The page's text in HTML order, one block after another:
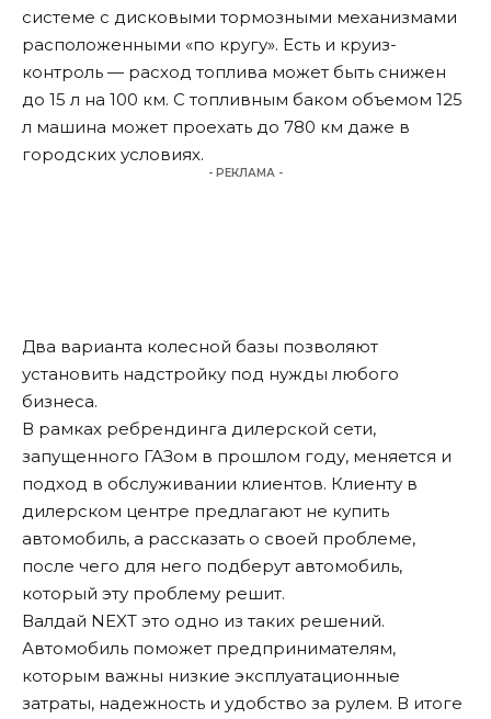
системе с дисковыми тормозными механизмами
расположенными «по кругу». Есть и круиз-
контроль — расход топлива может быть снижен
до 15 л на 100 км. С топливным баком объемом 125
л машина может проехать до 780 км даже в
городских условиях.
- РЕКЛАМА -
Два варианта колесной базы позволяют
установить надстройку под нужды любого
бизнеса.
В рамках ребрендинга дилерской сети,
запущенного ГАЗом в прошлом году, меняется и
подход в обслуживании клиентов. Клиенту в
дилерском центре предлагают не купить
автомобиль, а рассказать о своей проблеме,
после чего для него подберут автомобиль,
который эту проблему решит.
Валдай NEXT это одно из таких решений.
Автомобиль поможет предпринимателям,
которым важны низкие эксплуатационные
затраты, надежность и удобство за рулем. В итоге